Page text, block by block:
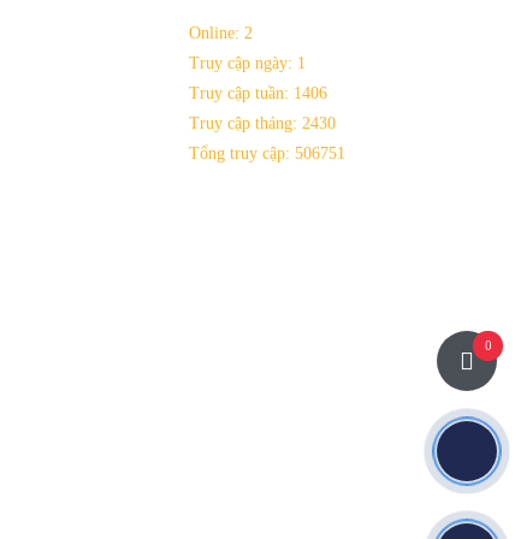
Online: 2
Truy cập ngày: 1
Truy cập tuần: 1406
Truy cập tháng: 2430
Tổng truy cập: 506751
0